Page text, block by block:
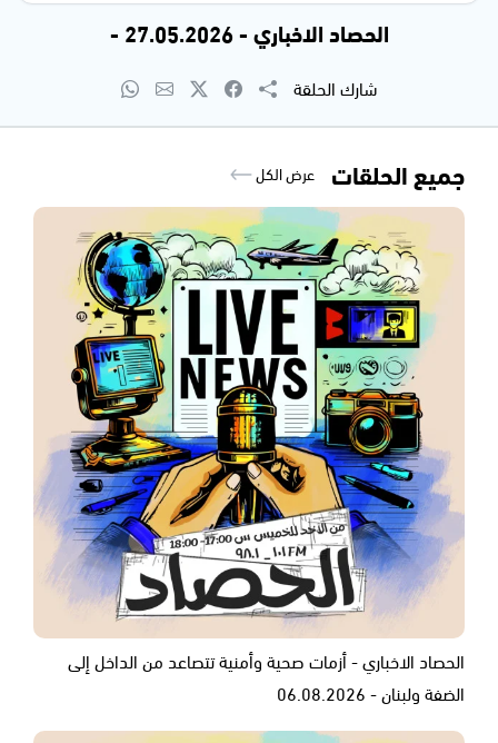
الحصاد الاخباري - 27.05.2026 -
شارك الحلقة
جميع الحلقات عرض الكل
الحصاد الاخباري - أزمات صحية وأمنية تتصاعد من الداخل إلى
الضفة ولبنان - 06.08.2026